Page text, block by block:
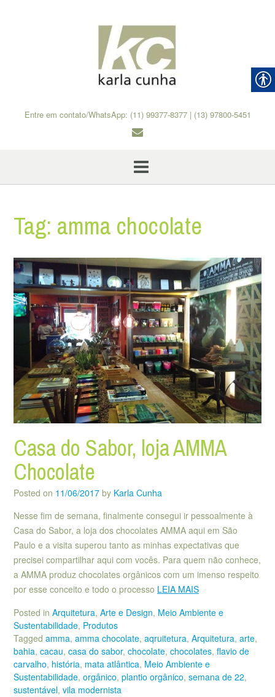
Entre em contato/WhatsApp: (11) 99377-8377 | (13) 97800-5451
Tag: amma chocolate
Casa do Sabor, loja AMMA
Chocolate
Posted on 11/06/2017 by Karla Cunha
Nesse fim de semana, finalmente consegui ir pessoalmente à
Casa do Sabor, a loja dos chocolates AMMA aqui em São
Paulo e a visita superou tanto as minhas expectativas que
precisei compartilhar aqui com vocês. Para quem não conhece,
a AMMA produz chocolates orgânicos com um imenso respeito
por esse conceito e todo o processo LEIA MAIS
Posted in Arquitetura, Arte e Design, Meio Ambiente e
Sustentabilidade, Produtos
Tagged amma, amma chocolate, aqruitetura, Arquitetura, arte,
bahia, cacau, casa do sabor, chocolate, chocolates, flavio de
carvalho, história, mata atlântica, Meio Ambiente e
Sustentabilidade, orgânico, plantio orgânico, semana de 22,
sustentável, vila modernista